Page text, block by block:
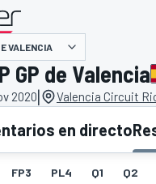
WRC
presentado por
VALENCIA
GP de Valencia
2020| Valencia Circuit
en directo
FP3 PL4 Q1 Q2